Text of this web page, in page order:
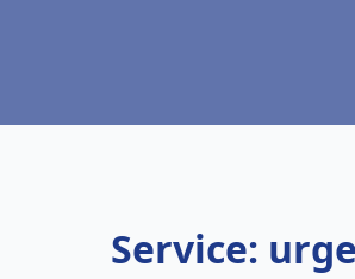
Service: